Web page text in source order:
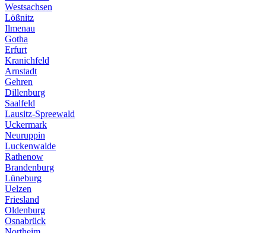
Westsachsen
Lößnitz
Ilmenau
Gotha
Erfurt
Kranichfeld
Arnstadt
Gehren
Dillenburg
Saalfeld
Lausitz-Spreewald
Uckermark
Neuruppin
Luckenwalde
Rathenow
Brandenburg
Lüneburg
Uelzen
Friesland
Oldenburg
Osnabrück